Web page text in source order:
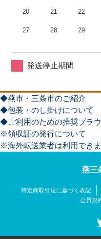
20 21 22
27 28 29
発送停止期間
◆燕市・三条市のご紹介
◆包装・のし掛けについて
◆ご利用のための推奨ブラ
※領収証の発行について
※海外転送業者は利用でき
燕三
特定商取引法に基づく表記
会員規